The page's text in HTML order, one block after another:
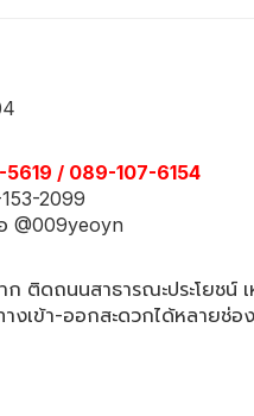
/ 089-107-6154
2099
@009yeoyn
ติดถนนสาธารณะประโยชน์
างเข้า-ออกสะดวกได้หลายช่อ